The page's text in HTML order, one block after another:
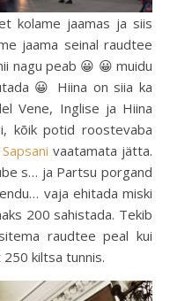
kolame jaamas ja siis
jaama seinal raudtee
nagu peab 😀 😀 muidu
😀 Hiina on siia ka
Vene, Inglise ja Hiina
kõik potid roostevaba
Sapsani vaatamata jätta.
s… ja Partsu porgand
vaja ehitada miski
200 sahistada. Tekib
raudtee peal kui
kiltsa tunnis.